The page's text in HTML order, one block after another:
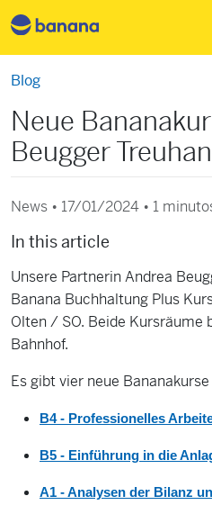
Blog
Neue
Beugger
News • 17/01/2024 • 1
In this article
Unsere Partnerin Andrea
Banana Buchhaltung Plus
Olten / SO. Beide Kursräume
Bahnhof.
Es gibt vier neue
B4 - Professionelles
B5 - Einführung in die
A1 - Analysen der Bilanz